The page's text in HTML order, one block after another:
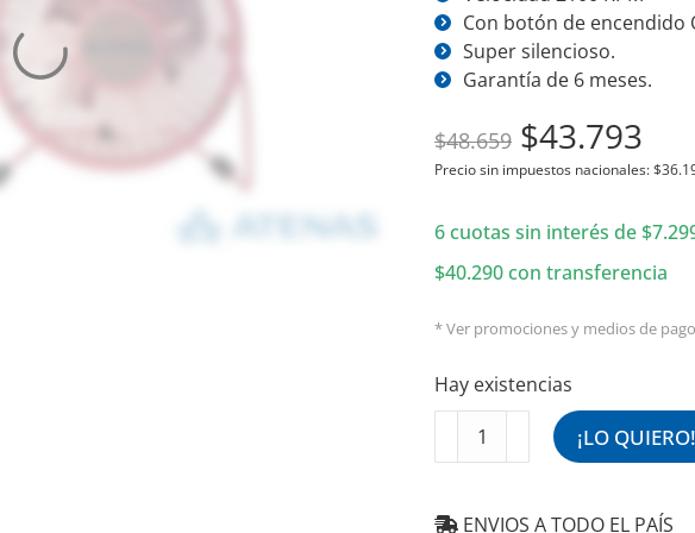
Con botón de encendido
Super silencioso.
Garantía de 6 meses.
$48.659 El
precio
era:
$48.659.
$43.793
es:
Precio sin impuestos nacionales:$
6 cuotas sin interés de $
$40.290con transferencia
* Ver promociones y medios de
Hay existencias
Ventilador
Escritorio
¡LO QUIERO!
ENVIOS A TODO EL PAÍS